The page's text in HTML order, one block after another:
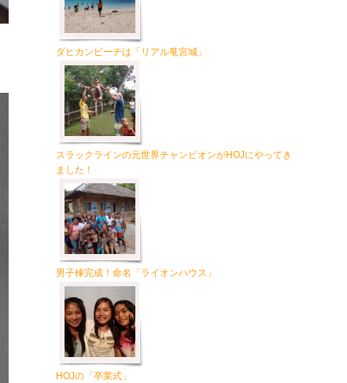
ダヒカンビーチは「リアル竜宮城」
スラックラインの元世界チャンピオンがHOJにやってき
ました！
男子棟完成！命名「ライオンハウス」
HOJの「卒業式」